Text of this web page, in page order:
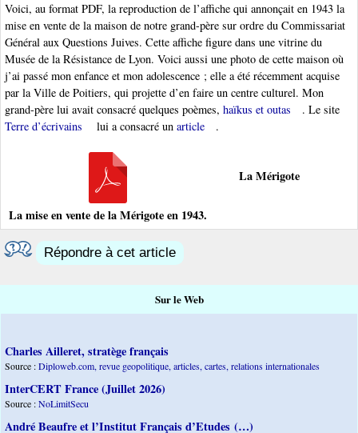
Voici, au format PDF, la reproduction de l’affiche qui annonçait en 1943 la
mise en vente de la maison de notre grand-père sur ordre du Commissariat
Général aux Questions Juives. Cette affiche figure dans une vitrine du
Musée de la Résistance de Lyon. Voici aussi une photo de cette maison où
j’ai passé mon enfance et mon adolescence ; elle a été récemment acquise
par la Ville de Poitiers, qui projette d’en faire un centre culturel. Mon
grand-père lui avait consacré quelques poèmes, haïkus et outas
. Le site
Terre d’écrivains
lui a consacré un article .
La mise en vente de la Mérigote en 1943.
La Mérigote
Répondre à cet article
Sur le Web
Charles Ailleret, stratège français
Source :Diploweb.com, revue geopolitique, articles, cartes, relations internationales
InterCERT France (Juillet 2026)
Source :NoLimitSecu
André Beaufre et l’Institut Français d’Etudes (…)